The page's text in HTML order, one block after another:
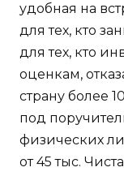
удобная на
для тех, кто
для тех, кто
оценкам,
страну более
под
физических
от 45 тыс.